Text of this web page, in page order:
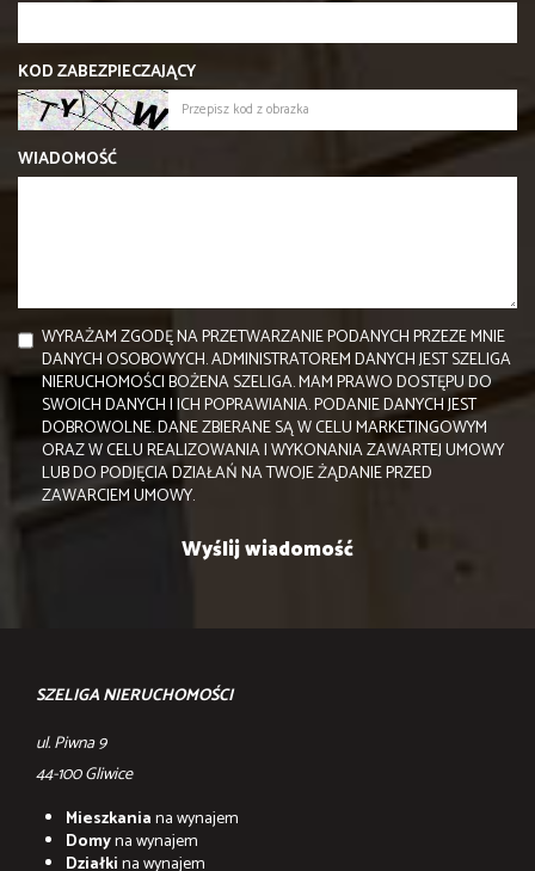
KOD ZABEZPIECZAJĄCY
WIADOMOŚĆ
WYRAŻAM ZGODĘ NA PRZETWARZANIE PODANYCH PRZEZE MNIE
DANYCH OSOBOWYCH. ADMINISTRATOREM DANYCH JEST SZELIGA
NIERUCHOMOŚCI BOŻENA SZELIGA. MAM PRAWO DOSTĘPU DO
SWOICH DANYCH I ICH POPRAWIANIA. PODANIE DANYCH JEST
DOBROWOLNE. DANE ZBIERANE SĄ W CELU MARKETINGOWYM
ORAZ W CELU REALIZOWANIA I WYKONANIA ZAWARTEJ UMOWY
LUB DO PODJĘCIA DZIAŁAŃ NA TWOJE ŻĄDANIE PRZED
ZAWARCIEM UMOWY.
SZELIGA NIERUCHOMOŚCI
ul. Piwna 9
44-100 Gliwice
Mieszkaniana wynajem
Domyna wynajem
Działkina wynajem